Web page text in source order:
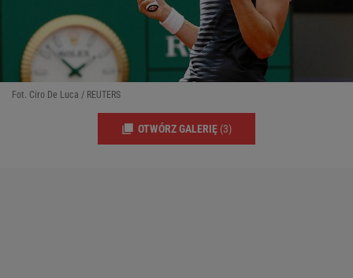
Fot. Ciro De Luca / REUTERS
OTWÓRZ GALERIĘ (3)